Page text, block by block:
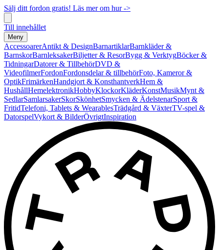
Sälj ditt fordon gratis! Läs mer om hur ->
Till innehållet
Meny
AccessoarerAntikt & DesignBarnartiklarBarnkläder &
BarnskorBarnleksakerBiljetter & ResorBygg & VerktygBöcker &
TidningarDatorer & TillbehörDVD &
VideofilmerFordonFordonsdelar & tillbehörFoto, Kameror &
OptikFrimärkenHandgjort & KonsthantverkHem &
HushållHemelektronikHobbyKlockorKläderKonstMusikMynt &
SedlarSamlarsakerSkorSkönhetSmycken & ÄdelstenarSport &
FritidTelefoni, Tablets & WearablesTrädgård & VäxterTV-spel &
DatorspelVykort & BilderÖvrigtInspiration